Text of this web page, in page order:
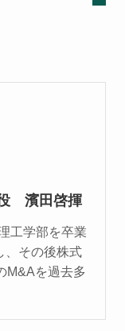
濱田啓揮
工学部を卒業
、その後株式
M&Aを過去多